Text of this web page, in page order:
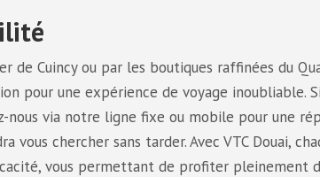
de Cuincy ou par les boutiques raffinées du
pour une expérience de voyage inoubliable.
via notre ligne fixe ou mobile pour une
chercher sans tarder. Avec VTC Douai,
vous permettant de profiter pleinement